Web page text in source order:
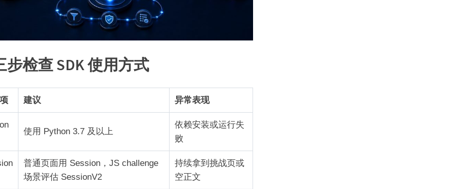
步检查 SDK 使用方式
建议 异常表现
使用 Python 3.7 及以上
依赖安装或运行失
败
普通页面用 Session，JS challenge
场景评估 SessionV2
持续拿到挑战页或
空正文